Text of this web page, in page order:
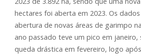
hectares foi aberta em 2023. Os
abertura de novas áreas de garimpo
ano passado teve um pico em janeiro,
queda drástica em fevereiro, logo